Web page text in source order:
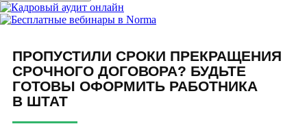
ПРОПУСТИЛИ СРОКИ ПРЕКРАЩЕНИЯ
СРОЧНОГО ДОГОВОРА? БУДЬТЕ
ГОТОВЫ ОФОРМИТЬ РАБОТНИКА
В ШТАТ